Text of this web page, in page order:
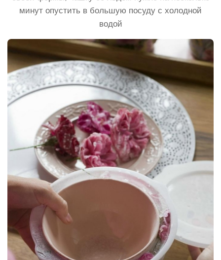
минут опустить в большую посуду с холодной
водой